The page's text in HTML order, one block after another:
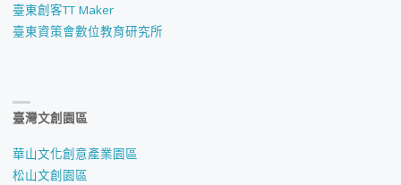
臺東創客TT Maker
臺東資策會數位教育研究所
臺灣文創園區
華山文化創意產業園區
松山文創園區